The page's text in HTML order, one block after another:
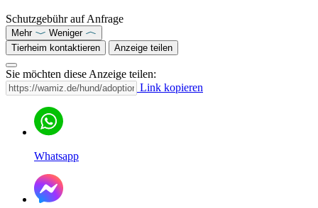
Schutzgebühr auf Anfrage
Mehr
Weniger
Tierheim kontaktieren
Anzeige teilen
Sie möchten diese Anzeige teilen:
Link kopieren
Whatsapp